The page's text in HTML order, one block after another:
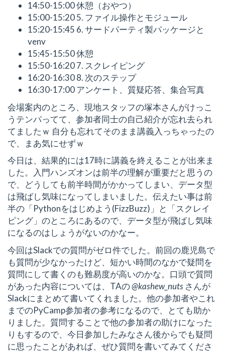
14:50-15:00 休憩（おやつ）
15:00-15:20 5. ファイル操作とモジュール
15:20-15:45 6. サードパーティ製パッケージと
venv
15:45-15:50 休憩
15:50-16:20 7. スクレイピング
16:20-16:30 8. 次のステップ
16:30-17:00 アンケート、質疑応答、集合写真
会場案内のところ、現地スタッフの塚本さんがけっこ
うテンパってて、参加者同士の自己紹介が忘れ去られ
てましたｗ 自分も忘れてそのまま講義入っちゃったの
で、まあ気にせずｗ
今日は、結果的には17時に講義を終えることが出来ま
した。入門ハンズオンは前半の理解が重要だと思うの
で、どうしても前半時間がかかってしまい、データ型
は飛ばし気味になってしまいました。伝えたい事は前
半の「Pythonをはじめよう(FizzBuzz)」と「スクレイ
ピング」のところにあるので、データ型が飛ばし気味
になるのはしょうがないのかなー。
今回はSlackでの質問がゼロ件でした。前回の鹿児島で
も質問が少なかったけど、短かい時間のなかで疑問を
質問にして書くのも難易度が高いのかな。口頭で質問
があった内容については、TAの@kashew_nuts さんが
Slackにまとめて書いてくれました。他の参加者やこれ
までのPyCamp参加者の参考になるので、とても助か
りました。質問することで他の参加者の助けになった
りもするので、今日参加したみなさん後からでも疑問
に思ったことがあれば、ぜひ質問を書いてみてくださ